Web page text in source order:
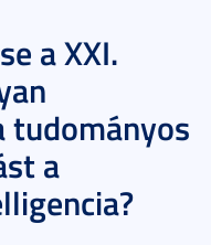
a XXI.
a